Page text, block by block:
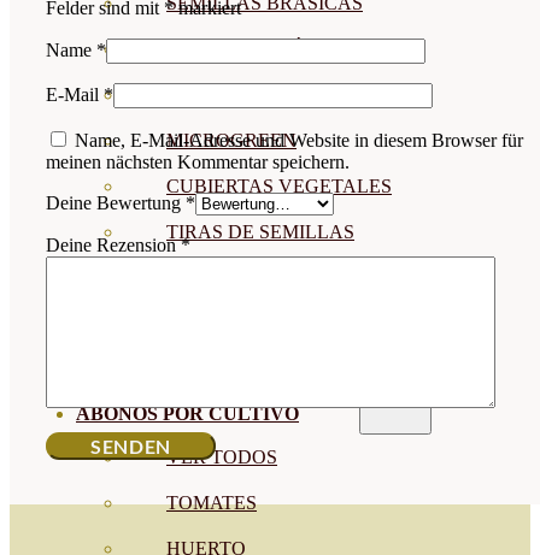
MICROGREEN
CUBIERTAS VEGETALES
TIRAS DE SEMILLAS
ABONOS POR CULTIVO
VER TODOS
TOMATES
HUERTO
Felder sind mit *markiert
Name *
E-Mail *
Name, E-Mail-Adresse und Website in diesem Browser für
meinen nächsten Kommentar speichern.
Deine Bewertung *
Deine Rezension*